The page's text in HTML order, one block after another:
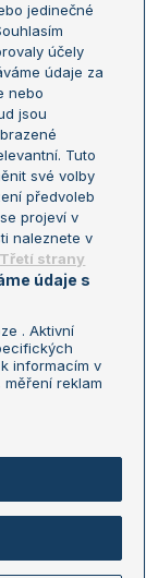
osobních
ČTK.
jedinečné
účely
údaje za
nebo
jsou
Tuto
své volby
předvoleb
projeví v
naleznete v
Třetí strany
údaje s
. Aktivní
informacím v
reklam